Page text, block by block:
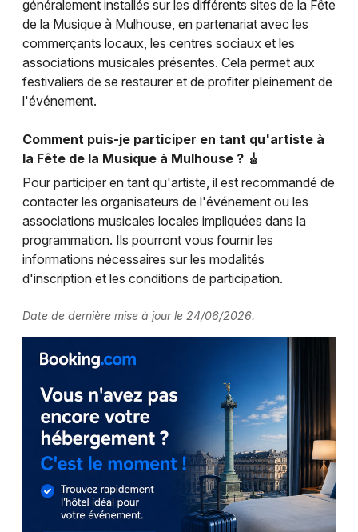
généralement installés sur les différents sites de la Fête
de la Musique à Mulhouse, en partenariat avec les
commerçants locaux, les centres sociaux et les
associations musicales présentes. Cela permet aux
festivaliers de se restaurer et de profiter pleinement de
l'événement.
Comment puis-je participer en tant qu'artiste à
la Fête de la Musique à Mulhouse ? 🎸
Pour participer en tant qu'artiste, il est recommandé de
contacter les organisateurs de l'événement ou les
associations musicales locales impliquées dans la
programmation. Ils pourront vous fournir les
informations nécessaires sur les modalités
d'inscription et les conditions de participation.
Date de dernière mise à jour le 24/06/2026.